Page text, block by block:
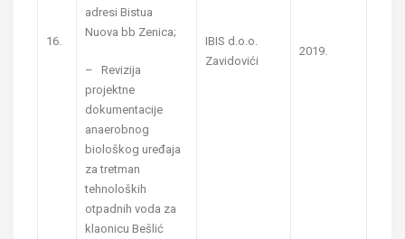
16.
adresi Bistua
Nuova bb Zenica;
– Revizija
projektne
dokumentacije
anaerobnog
biološkog uređaja
za tretman
tehnoloških
otpadnih voda za
klaonicu Bešlić
IBIS d.o.o.
Zavidovići
2019.